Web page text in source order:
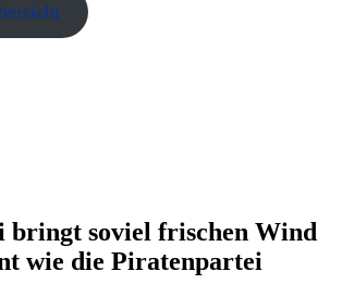
bringt soviel frischen Wind
wie die Piratenpartei